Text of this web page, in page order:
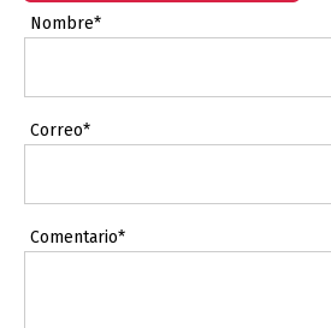
Nombre*
Correo*
Comentario*